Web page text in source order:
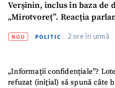
Verșinin, inclus în baza de
„Mirotvoreț”. Reacția
NOU POLITIC 2 ore în urmă
„Informații confidențiale”?
refuzat (inițial) să spună câte